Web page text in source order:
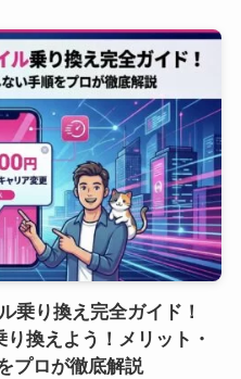
乗り換え完全ガイド！
換えよう！メリット・
プロが徹底解説